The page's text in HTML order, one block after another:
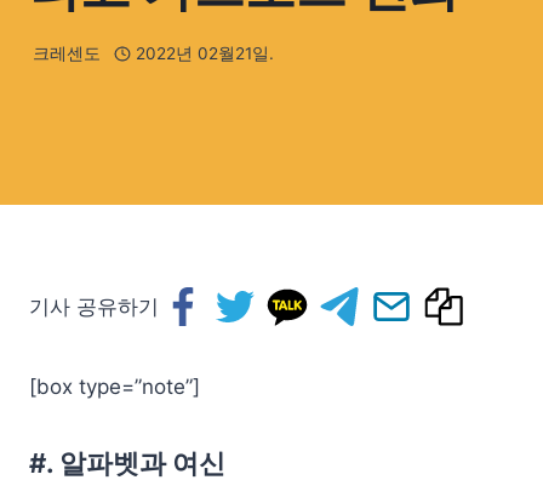
크레센도 2022년 02월21일.
기사 공유하기
[box type=”note”]
#. 알파벳과 여신